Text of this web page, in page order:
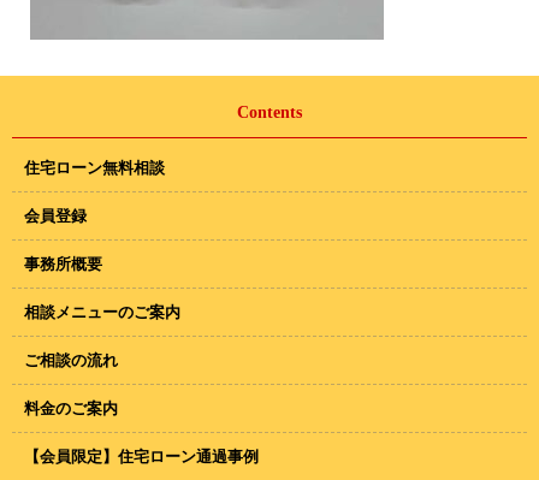
Contents
住宅ローン無料相談
会員登録
事務所概要
相談メニューのご案内
ご相談の流れ
料金のご案内
【会員限定】住宅ローン通過事例